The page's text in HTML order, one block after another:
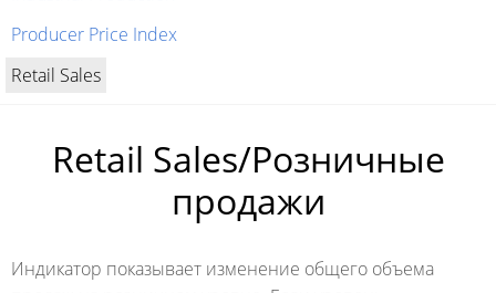
Producer Price Index
Retail Sales
Retail Sales/Розничные
продажи
Индикатор показывает изменение общего объема